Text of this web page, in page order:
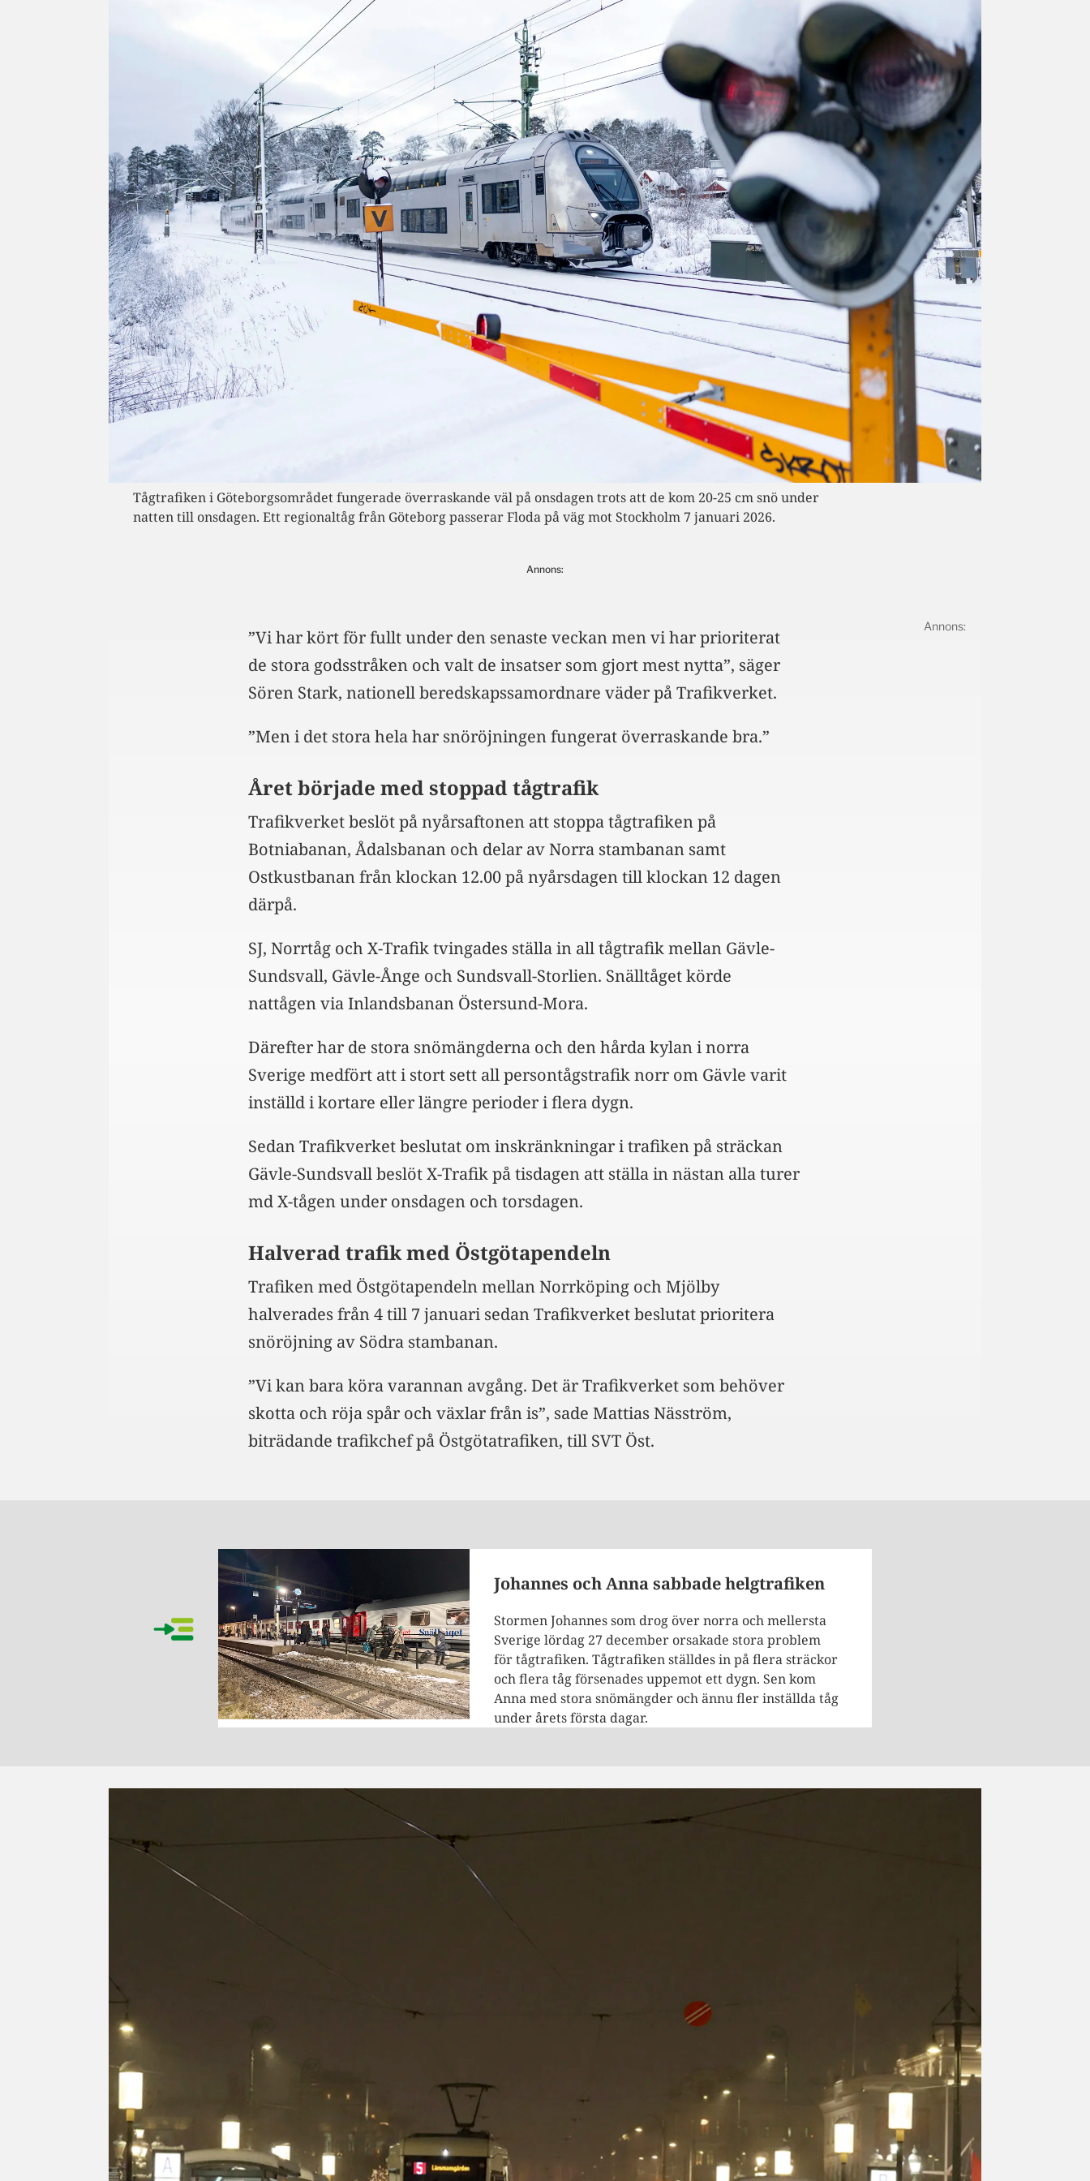
Tågtrafiken i Göteborgsområdet fungerade överraskande väl på onsdagen trots att de kom 20-25 cm snö under
natten till onsdagen. Ett regionaltåg från Göteborg passerar Floda på väg mot Stockholm 7 januari 2026.
Annons:
”Vi har kört för fullt under den senaste veckan men vi har prioriterat
de stora godsstråken och valt de insatser som gjort mest nytta”, säger
Sören Stark, nationell beredskapssamordnare väder på Trafikverket.
”Men i det stora hela har snöröjningen fungerat överraskande bra.”
Året började med stoppad tågtrafik
Trafikverket beslöt på nyårsaftonen att stoppa tågtrafiken på
Botniabanan, Ådalsbanan och delar av Norra stambanan samt
Ostkustbanan från klockan 12.00 på nyårsdagen till klockan 12 dagen
därpå.
SJ, Norrtåg och X-Trafik tvingades ställa in all tågtrafik mellan Gävle-
Sundsvall, Gävle-Ånge och Sundsvall-Storlien. Snälltåget körde
nattågen via Inlandsbanan Östersund-Mora.
Därefter har de stora snömängderna och den hårda kylan i norra
Sverige medfört att i stort sett all persontågstrafik norr om Gävle varit
inställd i kortare eller längre perioder i flera dygn.
Sedan Trafikverket beslutat om inskränkningar i trafiken på sträckan
Gävle-Sundsvall beslöt X-Trafik på tisdagen att ställa in nästan alla turer
md X-tågen under onsdagen och torsdagen.
Halverad trafik med Östgötapendeln
Trafiken med Östgötapendeln mellan Norrköping och Mjölby
halverades från 4 till 7 januari sedan Trafikverket beslutat prioritera
snöröjning av Södra stambanan.
”Vi kan bara köra varannan avgång. Det är Trafikverket som behöver
skotta och röja spår och växlar från is”, sade Mattias Näsström,
biträdande trafikchef på Östgötatrafiken, till SVT Öst.
Johannes och Anna sabbade helgtrafiken
Stormen Johannes som drog över norra och mellersta
Sverige lördag 27 december orsakade stora problem
för tågtrafiken. Tågtrafiken ställdes in på flera sträckor
och flera tåg försenades uppemot ett dygn. Sen kom
Anna med stora snömängder och ännu fler inställda tåg
under årets första dagar.